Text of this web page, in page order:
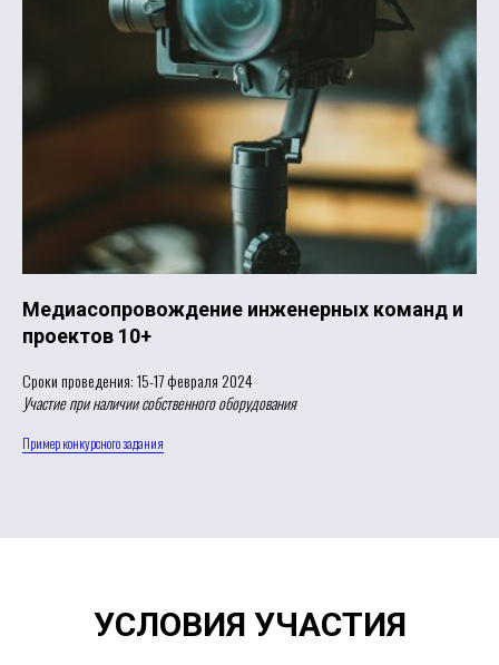
Медиасопровождение инженерных команд и
проектов 10+
Сроки проведения: 15-17 февраля 2024
Участие при наличии собственного оборудования
Пример конкурсного задания
УСЛОВИЯ УЧАСТИЯ